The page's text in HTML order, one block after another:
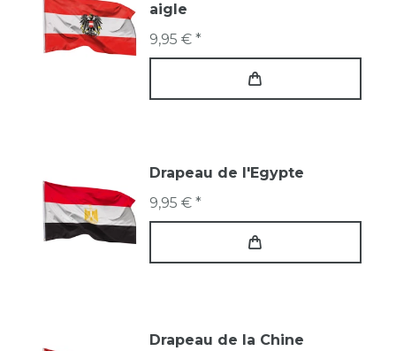
aigle
9,95 € *
Drapeau de l'Egypte
9,95 € *
Drapeau de la Chine